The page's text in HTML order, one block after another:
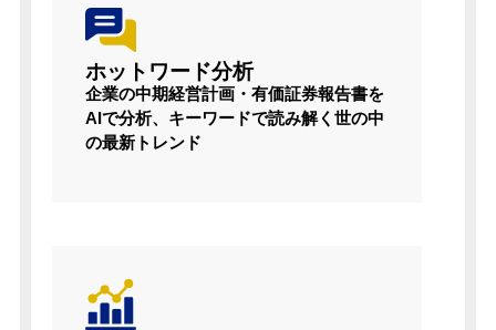
ホットワード分析
企業の中期経営計画・有価証券報告書を
AIで分析、キーワードで読み解く世の中
の最新トレンド